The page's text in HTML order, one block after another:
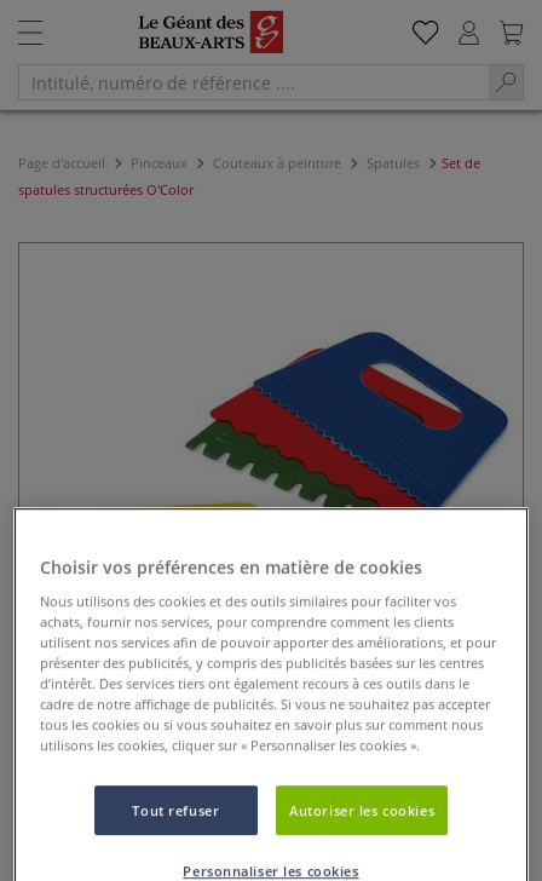
Page d'accueil Pinceaux Couteaux à peinture Spatules
Set de
spatules structurées O'Color
Set de spatules structurées
1 Commentaire
Choisir vos préférences en matière de cookies
Nous utilisons des cookies et des outils similaires pour faciliter vos
achats, fournir nos services, pour comprendre comment les clients
utilisent nos services afin de pouvoir apporter des améliorations, et pour
présenter des publicités, y compris des publicités basées sur les centres
d’intérêt. Des services tiers ont également recours à ces outils dans le
cadre de notre affichage de publicités. Si vous ne souhaitez pas accepter
tous les cookies ou si vous souhaitez en savoir plus sur comment nous
utilisons les cookies, cliquer sur « Personnaliser les cookies ».
Tout refuser Autoriser les cookies
Personnaliser les cookies